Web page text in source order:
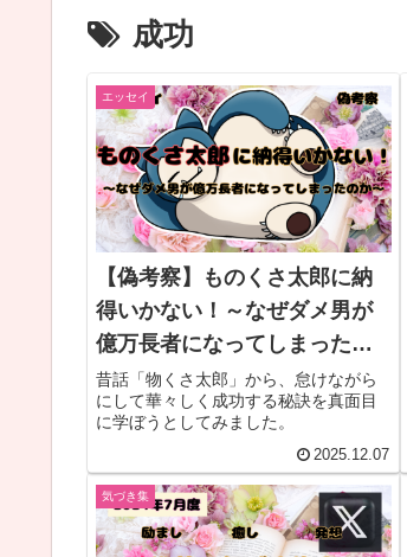
成功
エッセイ
【偽考察】ものくさ太郎に納
得いかない！～なぜダメ男が
億万長者になってしまったの
か～
昔話「物くさ太郎」から、怠けながら
にして華々しく成功する秘訣を真面目
に学ぼうとしてみました。
2025.12.07
気づき集